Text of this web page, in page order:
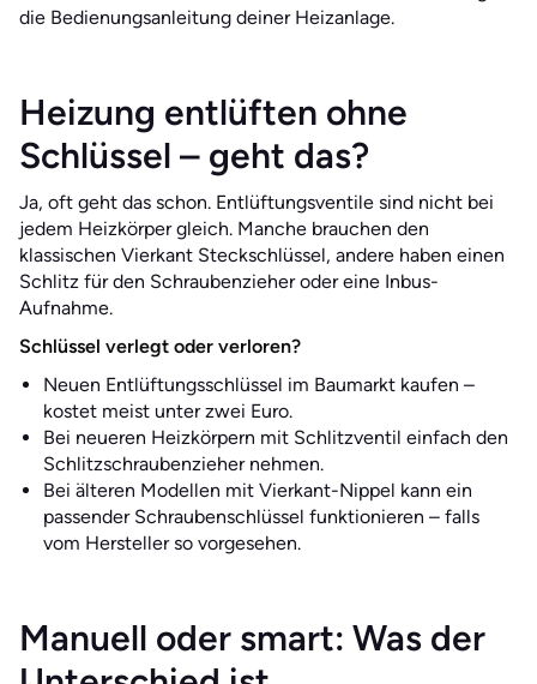
die Bedienungsanleitung deiner Heizanlage.
Heizung entlüften ohne
Schlüssel – geht das?
Ja, oft geht das schon. Entlüftungsventile sind nicht bei
jedem Heizkörper gleich. Manche brauchen den
klassischen Vierkant Steckschlüssel, andere haben einen
Schlitz für den Schraubenzieher oder eine Inbus-
Aufnahme.
Schlüssel verlegt oder verloren?
Neuen Entlüftungsschlüssel im Baumarkt kaufen –
kostet meist unter zwei Euro.
Bei neueren Heizkörpern mit Schlitzventil einfach den
Schlitzschraubenzieher nehmen.
Bei älteren Modellen mit Vierkant-Nippel kann ein
passender Schraubenschlüssel funktionieren – falls
vom Hersteller so vorgesehen.
Manuell oder smart: Was der